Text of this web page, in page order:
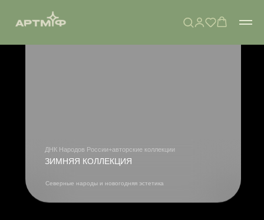
ЗИМНЯЯ КОЛЛЕКЦИЯ
Северные народы и новогодняя эстетика
ДНК Народов России+авторские коллекции